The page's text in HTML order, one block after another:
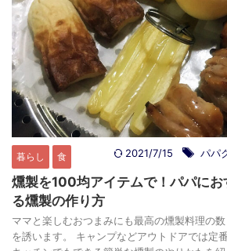
暮らし 食 2021/7/15 パパ
燻製を100均アイテムで！パパに
る燻製の作り方
ママと楽しむおつまみにも最高の燻製料理の
を誘います。 キャンプなどアウトドアでは定